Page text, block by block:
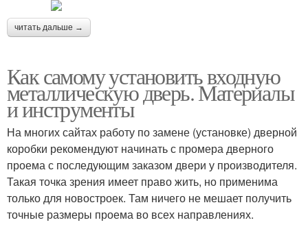
читать дальше →
Как самому установить входную
металлическую дверь. Материалы
и инструменты
На многих сайтах работу по замене (установке) дверной
коробки рекомендуют начинать с промера дверного
проема с последующим заказом двери у производителя.
Такая точка зрения имеет право жить, но применима
только для новостроек. Там ничего не мешает получить
точные размеры проема во всех направлениях.